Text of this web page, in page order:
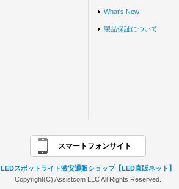
What's New
製品保証について
スマートフォンサイト
LEDスポットライト激安通販ショップ【LED直販ネット】
Copyright(C) Assistcom LLC All Rights Reserved.